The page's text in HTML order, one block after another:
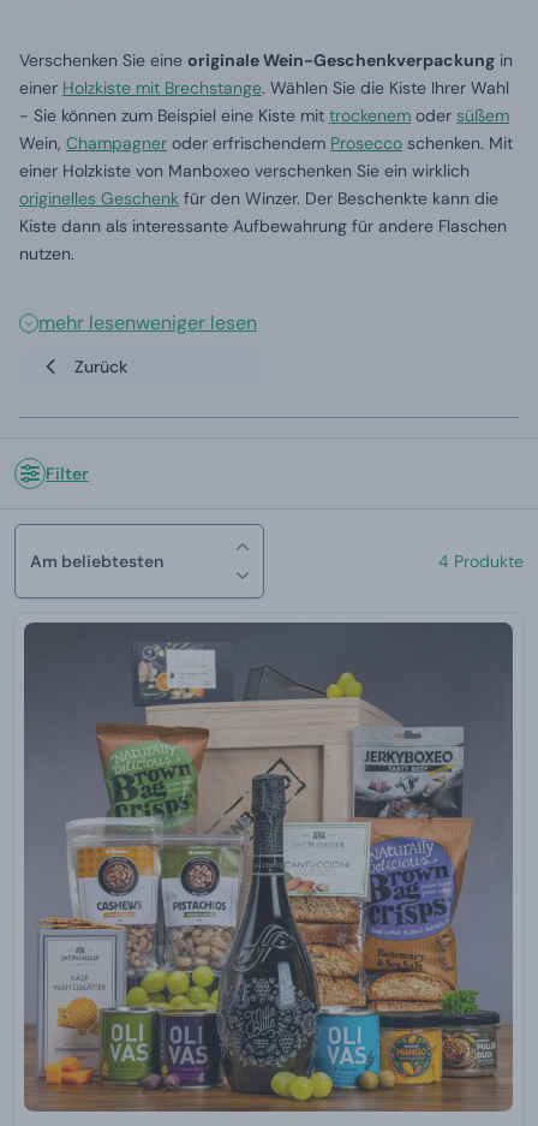
Verschenken Sie eine originale Wein-Geschenkverpackung in
einer Holzkiste mit Brechstange. Wählen Sie die Kiste Ihrer Wahl
- Sie können zum Beispiel eine Kiste mit trockenem oder süßem
Wein, Champagner oder erfrischendem Prosecco schenken. Mit
einer Holzkiste von Manboxeo verschenken Sie ein wirklich
originelles Geschenk für den Winzer. Der Beschenkte kann die
Kiste dann als interessante Aufbewahrung für andere Flaschen
nutzen.
mehr lesenweniger lesen
Zurück
Filter
Am beliebtesten 4 Produkte